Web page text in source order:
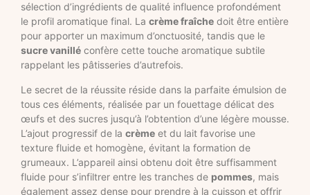
sélection d’ingrédients de qualité influence profondément
le profil aromatique final. La crème fraîche doit être entière
pour apporter un maximum d’onctuosité, tandis que le
sucre vanillé confère cette touche aromatique subtile
rappelant les pâtisseries d’autrefois.
Le secret de la réussite réside dans la parfaite émulsion de
tous ces éléments, réalisée par un fouettage délicat des
œufs et des sucres jusqu’à l’obtention d’une légère mousse.
L’ajout progressif de la crème et du lait favorise une
texture fluide et homogène, évitant la formation de
grumeaux. L’appareil ainsi obtenu doit être suffisamment
fluide pour s’infiltrer entre les tranches de pommes, mais
également assez dense pour prendre à la cuisson et offrir